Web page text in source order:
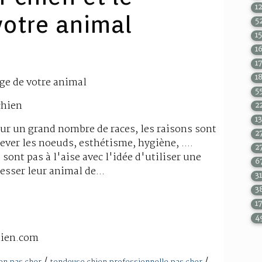
animal
de votre animal
un grand nombre de races, les raisons sont
les noeuds, esthétisme, hygiène, ....
pas à l'aise avec l'idée d'utiliser une
leur animal de...
12
15
17
13
31